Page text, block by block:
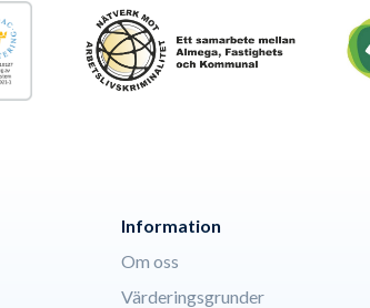
Information
Om oss
Värderingsgrunder